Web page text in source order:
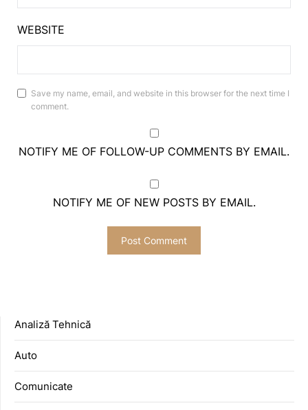
WEBSITE
Save my name, email, and website in this browser for the next time I
comment.
NOTIFY ME OF FOLLOW-UP COMMENTS BY EMAIL.
NOTIFY ME OF NEW POSTS BY EMAIL.
Analiză Tehnică
Auto
Comunicate